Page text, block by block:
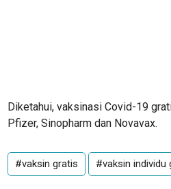
Diketahui, vaksinasi Covid-19
Pfizer, Sinopharm dan Novavax.
#vaksin gratis #vaksin individu